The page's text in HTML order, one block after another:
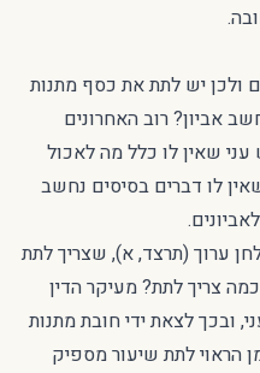
ולכן יש לתת את כסף מתנות
אביון? רוב האחרונים
שאין לו כלל מה לאכול
לו דברים בסיסים נחשב
ערוך (תרצד, א), שצריך לתת
צריך לתת? מעיקר הדין
ובכך לצאת ידי חובת מתנות
הראוי לתת שיעור מספיק